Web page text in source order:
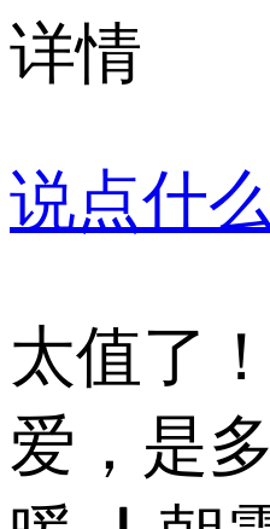
详情
说点什
太值了
爱，是